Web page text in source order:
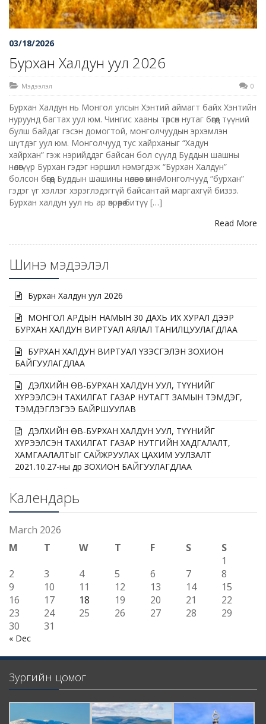
03/18/2026
Бурхан Халдун уул 2026
Мэдээлэл 0
Бурхан Халдун нь Монгол улсын Хэнтий аймагт байх Хэнтийн
нуруунд багтах уул юм. Чингис хааны төрсөн нутаг бөгөөд түүний
булш байдаг гэсэн домогтой, монголчуудын эрхэмлэн
шүтдэг уул юм. Монголчууд тус хайрханыг “Хадун
хайрхан” гэж нэрийддэг байсан бол сүүлд Буддын шашны
нөлөөгүүр Бурхан гэдэг нэршил нэмэгдэж “Бурхан Халдун”
болсон бөгөөд Буддын шашины нөлөөнөөс өмнө Монголчууд “бурхан”
гэдэг үг хэллэг хэрэглэдэггүй байсантай маргахгүй бизээ.
Бурхан халдун уул нь ар өврөөрөө битүү […]
Read More
Шинэ мэдээлэл
Бурхан Халдун уул 2026
МОНГОЛ АРДЫН НАМЫН 30 ДАХЬ ИХ ХУРАЛ ДЭЭР
БУРХАН ХАЛДУН ВИРТУАЛ АЯЛАЛ ТАНИЛЦУУЛАГДЛАА
БУРХАН ХАЛДУН ВИРТУАЛ ҮЗЭСГЭЛЭН ЗОХИОН
БАЙГУУЛАГДЛАА
ДЭЛХИЙН ӨВ-БУРХАН ХАЛДУН УУЛ, ТҮҮНИЙГ
ХҮРЭЭЛСЭН ТАХИЛГАТ ГАЗАР НУТАГТ ЗАМЫН ТЭМДЭГ,
ТЭМДЭГЛЭГЭЭ БАЙРШУУЛАВ
ДЭЛХИЙН ӨВ-БУРХАН ХАЛДУН УУЛ, ТҮҮНИЙГ
ХҮРЭЭЛСЭН ТАХИЛГАТ ГАЗАР НУТГИЙН ХАДГАЛАЛТ,
ХАМГААЛАЛТЫГ САЙЖРУУЛАХ ЦАХИМ УУЛЗАЛТ
2021.10.27-ны өдөр ЗОХИОН БАЙГУУЛАГДЛАА
Календарь
March 2026
M
T W T F S
S
1
2
3 4 5 6 7
8
9
10 11 12 13 14
15
16
17 18 19 20 21
22
23
24 25 26 27 28
29
30
31
« Dec
Зургийн цомог